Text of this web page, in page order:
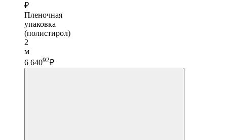
₽
Пленочная
упаковка
(полистирол)
2
м
6 64092₽